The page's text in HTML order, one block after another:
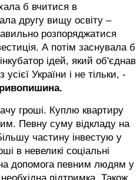
б вчитися в
другу вищу освіту –
розпоряджатися
А потім заснувала б
ідей, який об'єднав
України і не тільки, -
гроші. Куплю квартиру
Певну суму відкладу на
частину інвестую у
в невеликі соціальні
допомога певним людям у